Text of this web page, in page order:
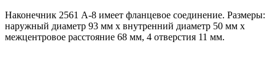
Наконечник 2561 А-8 имеет фланцевое соединение. Размеры:
наружный диаметр 93 мм х внутренний диаметр 50 мм х
межцентровое расстояние 68 мм, 4 отверстия 11 мм.